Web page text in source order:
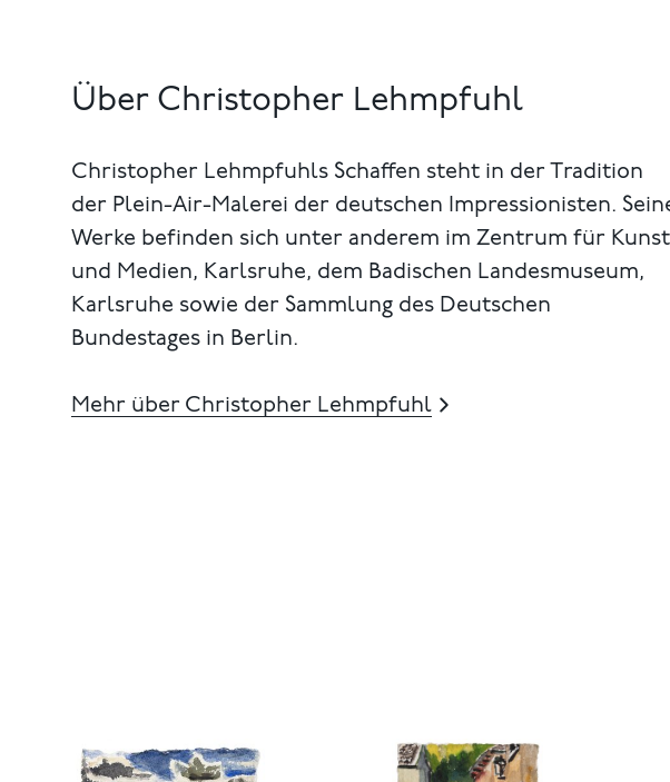
Über Christopher Lehmpfuhl
Christopher Lehmpfuhls Schaffen steht in der Tradition
der Plein-Air-Malerei der deutschen Impressionisten.
Werke befinden sich unter anderem im Zentrum für Kunst
und Medien, Karlsruhe, dem Badischen Landesmuseum,
Karlsruhe sowie der Sammlung des Deutschen
Bundestages in Berlin.
Mehr über Christopher Lehmpfuhl